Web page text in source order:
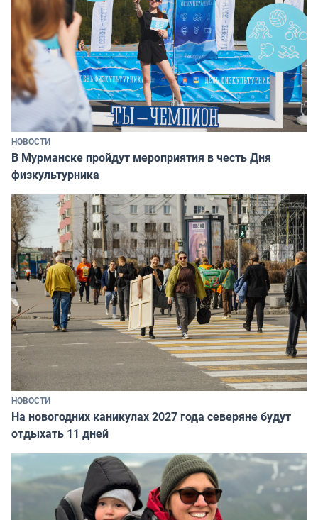
НОВОСТИ
В Мурманске пройдут мероприятия в честь Дня
физкультурника
НОВОСТИ
На новогодних каникулах 2027 года северяне будут
отдыхать 11 дней